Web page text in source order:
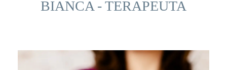
BIANCA - TERAPEUTA